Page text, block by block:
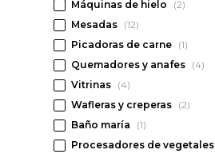
Máquinas de hielo
(2)
Mesadas (12)
Picadoras de carne (1)
Quemadores y anafes (4)
Vitrinas (4)
Wafleras y creperas (2)
Baño maría
(1)
Procesadores de vegetales